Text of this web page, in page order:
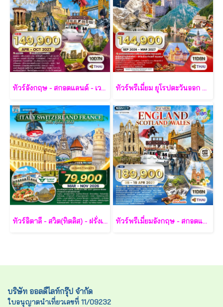
ทัวร์อังกฤษ - สกอตแลนด์ - เวลส์ 10 วัน - TG ทัวร์พรีเมี่ยม ยุโรปตะวันออก พักหมู่บ้านฮัลล์สตัทท์ 11วัน 8คืน - TG
ทัวร์อิตาลี - สวิต(ทิตลิส) - ฝรั่งเศส 10 วัน -SV ทัวร์พรีเมี่ยมอังกฤษ - สกอตแลนด์ -เวลล์ 11 วัน - TG
บริษัท ออลดีไลท์กรุ๊ป จำกัด
ใบอนุญาตนำเที่ยวเลขที่ 11/09232